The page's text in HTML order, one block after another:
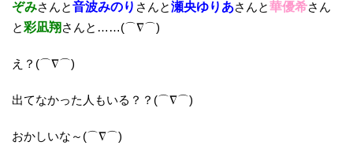
ぞみさんと音波みのり さんと瀬央ゆりあさんと華優希さん
と彩凪翔 さんと……(⌒∇⌒)
え？(⌒∇⌒)
出てなかった人もいる？？(⌒∇⌒)
おかしいな～(⌒∇⌒)